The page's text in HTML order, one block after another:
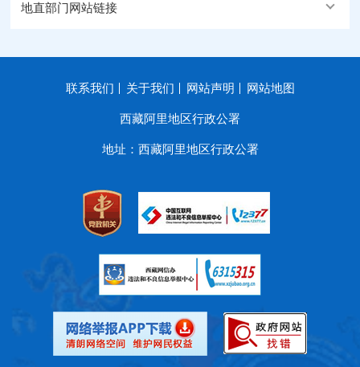
地直部门网站链接
联系我们 关于我们 网站声明 网站地图
西藏阿里地区行政公署
地址：西藏阿里地区行政公署